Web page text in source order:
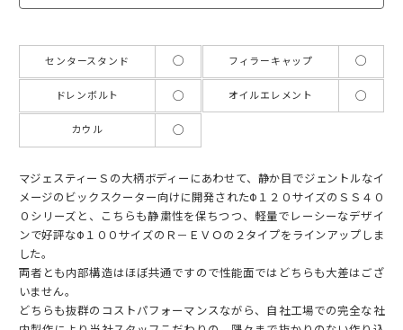
センタースタンド ◯ フィラーキャップ ◯
ドレンボルト ◯ オイルエレメント ◯
カウル ◯
マジェスティーＳの大柄ボディーにあわせて、静か目でジェントルなイ
メージのビックスクーター向けに開発されたΦ１２０サイズのＳＳ４０
０シリーズと、こちらも静粛性を保ちつつ、軽量でレーシーなデザイ
ンで好評なΦ１００サイズのＲ－ＥＶＯの２タイプをラインアップしま
した。
両者とも内部構造はほぼ共通ですので性能面ではどちらも大差はござ
いません。
どちらも抜群のコストパフォーマンスながら、自社工場での完全な社